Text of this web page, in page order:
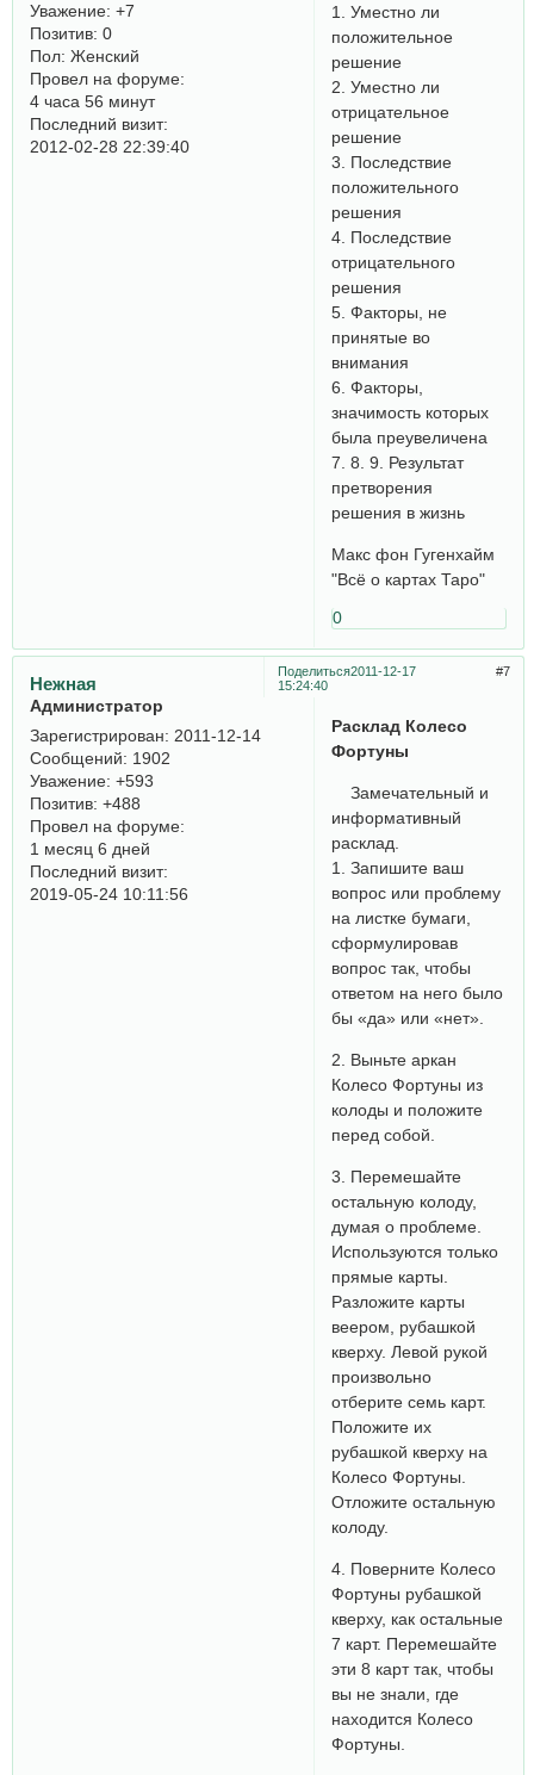
Уважение: +7
Позитив: 0
Пол: Женский
Провел на форуме:
4 часа 56 минут
Последний визит:
2012-02-28 22:39:40
1. Уместно ли
положительное
решение
2. Уместно ли
отрицательное
решение
3. Последствие
положительного
решения
4. Последствие
отрицательного
решения
5. Факторы, не
принятые во
внимания
6. Факторы,
значимость которых
была преувеличена
7. 8. 9. Результат
претворения
решения в жизнь
Макс фон Гугенхайм
"Всё о картах Таро"
0
Поделиться 7
2011-12-17
15:24:40
Нежная
Администратор
Зарегистрирован: 2011-12-14
Сообщений: 1902
Уважение: +593
Позитив: +488
Провел на форуме:
1 месяц 6 дней
Последний визит:
2019-05-24 10:11:56
Расклад Колесо
Фортуны
Замечательный и
информативный
расклад.
1. Запишите ваш
вопрос или проблему
на листке бумаги,
сформулировав
вопрос так, чтобы
ответом на него было
бы «да» или «нет».
2. Выньте аркан
Колесо Фортуны из
колоды и положите
перед собой.
3. Перемешайте
остальную колоду,
думая о проблеме.
Используются только
прямые карты.
Разложите карты
веером, рубашкой
кверху. Левой рукой
произвольно
отберите семь карт.
Положите их
рубашкой кверху на
Колесо Фортуны.
Отложите остальную
колоду.
4. Поверните Колесо
Фортуны рубашкой
кверху, как остальные
7 карт. Перемешайте
эти 8 карт так, чтобы
вы не знали, где
находится Колесо
Фортуны.